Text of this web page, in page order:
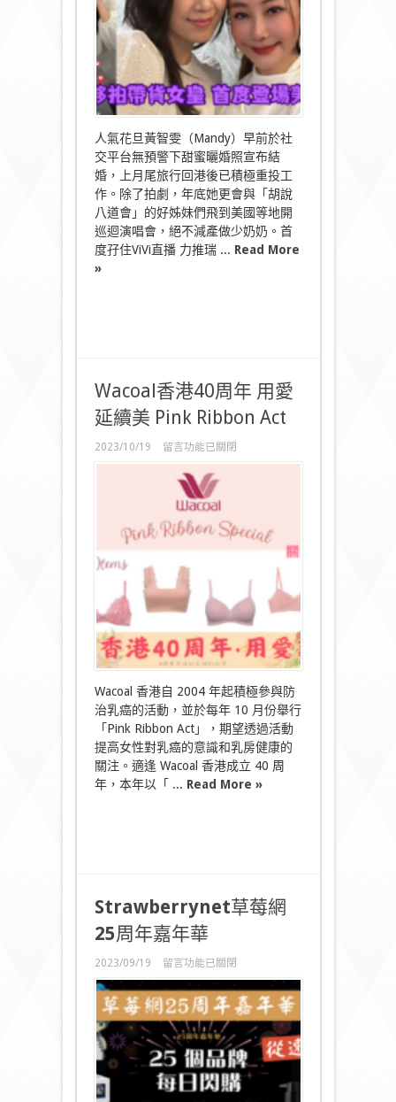
持
後
黃
智
雯
夥
拍
帶
貨
女
皇
登
場
美
容
直
道〉
人氣花旦黃智雯（Mandy）早前於社
交平台無預警下甜蜜曬婚照宣布結
婚，上月尾旅行回港後已積極重投工
作。除了拍劇，年底她更會與「胡說
八道會」的好姊妹們飛到美國等地開
巡迴演唱會，絕不減產做少奶奶。首
度孖住ViVi直播 力推瑞 ... Read More
»
Wacoal香港40周年 用愛
延續美 Pink Ribbon Act
2023/10/19
在
〈Wacoal
周
年
用
續
美
Ribbon
Act
〉
留言功能已關閉
Wacoal 香港自 2004 年起積極參與防
治乳癌的活動，並於每年 10 月份舉行
「Pink Ribbon Act」，期望透過活動
提高女性對乳癌的意識和乳房健康的
關注。適逢 Wacoal 香港成立 40 周
年，本年以「 ... Read More »
Strawberrynet草莓網
25周年嘉年華
2023/09/19
在
〈Strawberrynet
草
莓
網
25
周
年
嘉
年
留言功能已關閉